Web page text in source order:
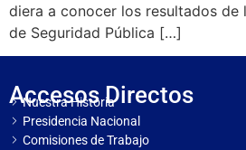
diera a conocer los resultados de
de Seguridad Pública […]
Accesos Directos
Nuestra Historia
Presidencia Nacional
Comisiones de Trabajo